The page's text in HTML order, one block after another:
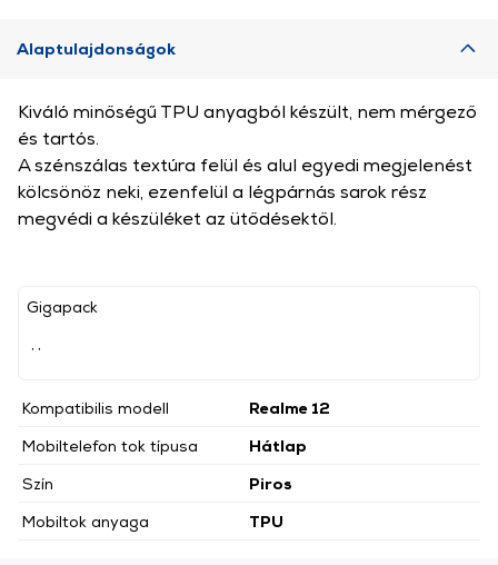
Alaptulajdonságok
Gigapack
Kompatibilis modell
Realme 12
Mobiltelefon tok típusa
Hátlap
Szín
Piros
Mobiltok anyaga
TPU
Kiváló minőségű TPU anyagból készült, nem mérgező
és tartós.
A szénszálas textúra felül és alul egyedi megjelenést
kölcsönöz neki, ezenfelül a légpárnás sarok rész
megvédi a készüléket az ütődésektől.